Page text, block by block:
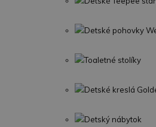
Detské pohovky
Toaletné stolíky
Detské kreslá
Detský nábytok